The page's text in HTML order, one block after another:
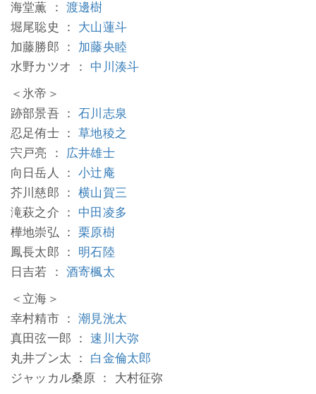
海堂薫 ：渡邊樹
堀尾聡史 ： 大山蓮斗
加藤勝郎 ： 加藤央睦
水野カツオ ： 中川湊斗
＜氷帝＞
跡部景吾 ：石川志泉
忍足侑士 ：草地稜之
宍戸亮 ： 広井雄士
向日岳人 ：小辻庵
芥川慈郎 ：横山賀三
滝萩之介 ： 中田凌多
樺地崇弘 ：栗原樹
鳳長太郎 ： 明石陸
日吉若 ：酒寄楓太
＜立海＞
幸村精市 ：潮見洸太
真田弦一郎 ：速川大弥
丸井ブン太 ： 白金倫太郎
ジャッカル桑原 ： 大村征弥